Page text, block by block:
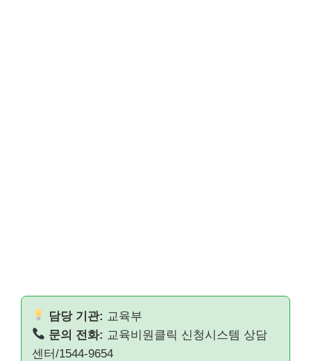
담당 기관: 교육부
문의 전화: 교육비원클릭 신청시스템 상담
센터/1544-9654